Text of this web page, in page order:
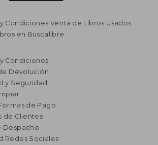
Condiciones Venta de Libros Usados
en Buscalibre
Condiciones
Devolución
y Seguridad
de Pago
de Clientes
Despacho
Redes Sociales